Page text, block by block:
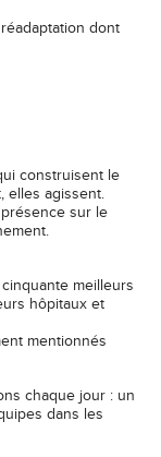
dont
construisent le
elles agissent.
sur le
meilleurs
hôpitaux et
mentionnés
chaque jour : un
dans les